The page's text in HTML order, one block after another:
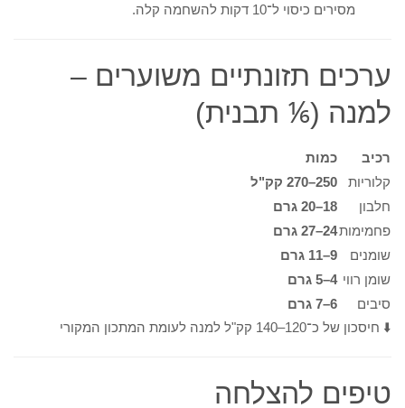
מסירים כיסוי ל־10 דקות להשחמה קלה.
ערכים תזונתיים משוערים –
למנה (⅙ תבנית)
רכיב
כמות
קלוריות
250–270 קק"ל
חלבון
18–20 גרם
פחמימות24–27 גרם
שומנים
9–11 גרם
שומן רווי 4–5 גרם
סיבים
6–7 גרם
⬇️ חיסכון של כ־120–140 קק"ל למנה לעומת המתכון המקורי
טיפים להצלחה